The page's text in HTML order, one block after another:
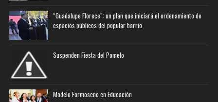
“Guadalupe Florece”: un plan que iniciará el ordenamiento de
espacios públicos del popular barrio
Suspenden Fiesta del Pomelo
Modelo Formoseño en Educación